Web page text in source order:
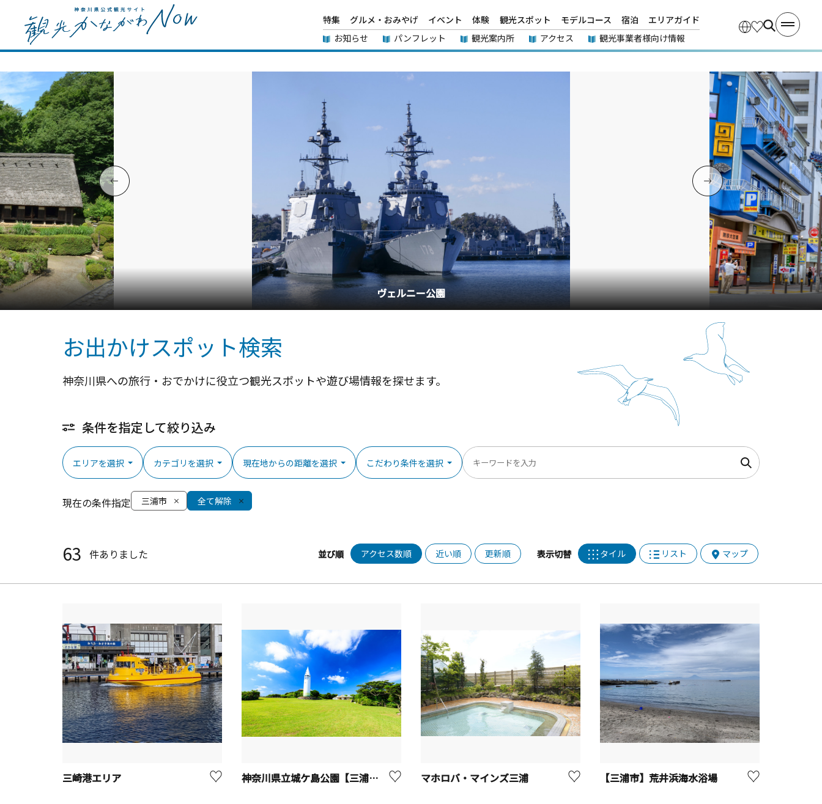
特集 グルメ・おみやげ イベント 体験 観光スポット モデルコース 宿泊
エリアガイド
お知らせ
パンフレット 観光案内所 アクセス 観光事業者様向け情報
横浜中華街
お出かけスポット検索
神奈川県への旅行・おでかけに役立つ観光スポットや遊び場情報を探せます。
条件を指定して絞り込み
エリアを選択 カテゴリを選択 現在地からの距離を選択 こだわり条件を選択
現在の条件指定 三浦市 全て解除
63 件ありました 並び順 アクセス数順 近い順 更新順 表示切替 タイル リスト マップ
三崎港エリア 神奈川県立城ケ島公園【三浦市】 マホロバ・マインズ三浦 【三浦市】荒井浜海水浴場